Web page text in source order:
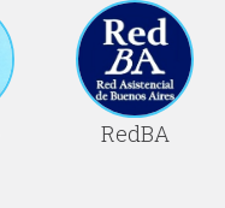
RedBA